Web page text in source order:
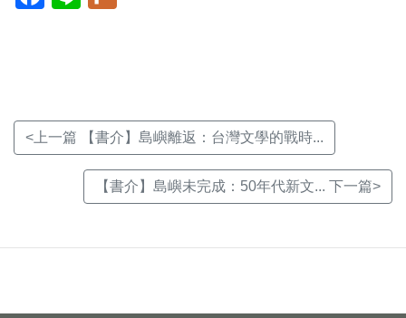
<上一篇 【書介】島嶼離返：台灣文學的戰時...
【書介】島嶼未完成：50年代新文... 下一篇>